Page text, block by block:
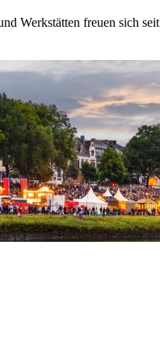
Werkstätten freuen sich